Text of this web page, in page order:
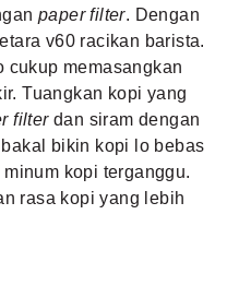
paper filter. Dengan
v60 racikan barista.
cukup memasangkan
Tuangkan kopi yang
filterdan siram dengan
bikin kopi lo bebas
kopi terganggu.
rasa kopi yang lebih